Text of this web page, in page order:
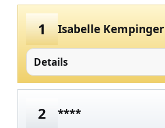
1 Isabelle Kempinger
Details
2 ****